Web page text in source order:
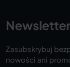
Newsletter
Zasubskrybuj
nowości ani